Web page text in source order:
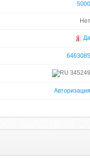
5000
Нет
Да
6463085
345249
Авторизация